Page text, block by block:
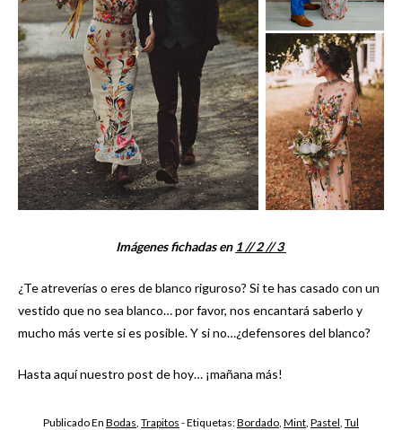
Imágenes fichadas en 1 // 2 // 3
¿Te atreverías o eres de blanco riguroso? Si te has casado con un
vestido que no sea blanco… por favor, nos encantará saberlo y
mucho más verte si es posible. Y si no…¿defensores del blanco?
Hasta aquí nuestro post de hoy… ¡mañana más!
Publicado En Bodas Trapitos - Etiquetas:Bordado Mint Pastel Tul